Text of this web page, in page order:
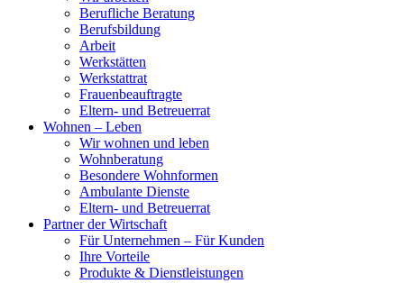
Berufliche Beratung
Berufsbildung
Arbeit
Werkstätten
Werkstattrat
Frauenbeauftragte
Eltern- und Betreuerrat
Wohnen – Leben
Wir wohnen und leben
Wohnberatung
Besondere Wohnformen
Ambulante Dienste
Eltern- und Betreuerrat
Partner der Wirtschaft
Für Unternehmen – Für Kunden
Ihre Vorteile
Produkte & Dienstleistungen